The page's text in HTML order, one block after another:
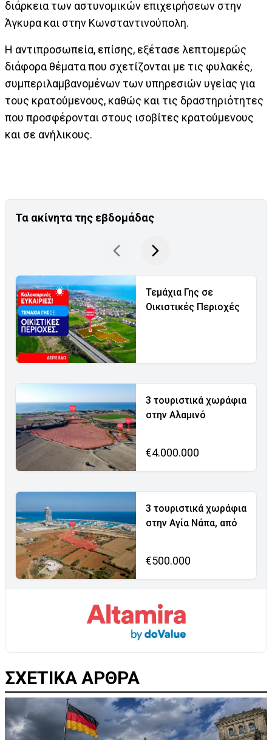
διάρκεια των αστυνομικών επιχειρήσεων στην
Άγκυρα και στην Κωνσταντινούπολη.
Η αντιπροσωπεία, επίσης, εξέτασε λεπτομερώς
διάφορα θέματα που σχετίζονται με τις φυλακές,
συμπεριλαμβανομένων των υπηρεσιών υγείας για
τους κρατούμενους, καθώς και τις δραστηριότητες
που προσφέρονται στους ισοβίτες κρατούμενους
και σε ανήλικους.
Τα ακίνητα της εβδομάδας
Τεμάχια Γης σε
Οικιστικές Περιοχές
3 τουριστικά χωράφια
στην Αλαμινό
€4.000.000
3 τουριστικά χωράφια
στην Αγία Νάπα, από
€500.000
ΣΧΕΤΙΚΑ ΑΡΘΡΑ